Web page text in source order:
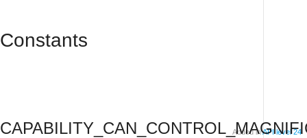
Constants
Added inAPI level 24